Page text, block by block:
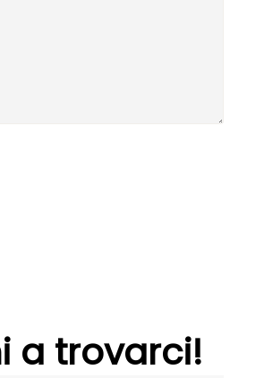
a trovarci!